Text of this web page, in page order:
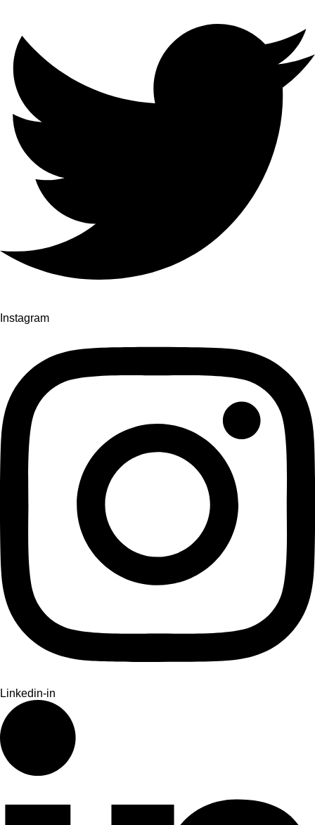
Instagram
Linkedin-in